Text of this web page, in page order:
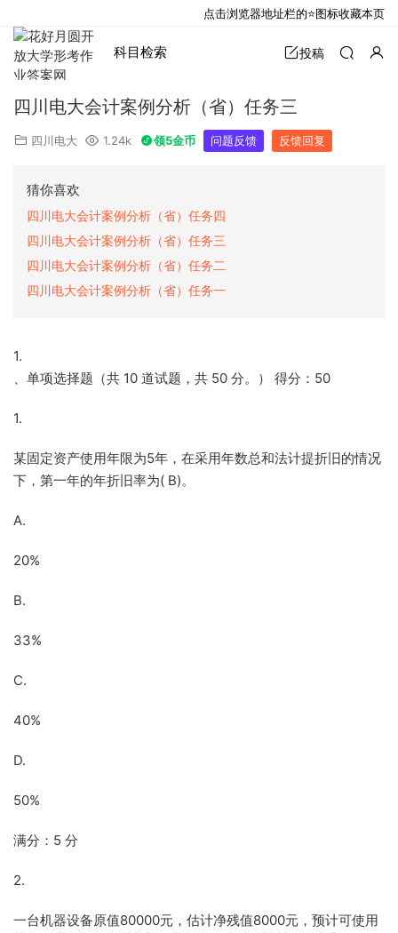
科目检索 投稿
四川电大会计案例分析（省）任务三
四川电大 1.24k 领5金币 问题反馈 反馈回复
猜你喜欢
四川电大会计案例分析（省）任务四
四川电大会计案例分析（省）任务三
四川电大会计案例分析（省）任务二
四川电大会计案例分析（省）任务一
1.
、单项选择题（共 10 道试题，共 50 分。） 得分：50
1.
某固定资产使用年限为5年，在采用年数总和法计提折旧的情况
下，第一年的年折旧率为( B)。
A.
20%
B.
33%
C.
40%
D.
50%
满分：5 分
2.
一台机器设备原值80000元，估计净残值8000元，预计可使用
点击浏览器地址栏的⭐图标收藏本页